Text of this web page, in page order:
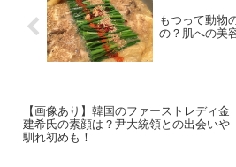
もつって動物
の？肌への美
【画像あり】韓国のファーストレディ金
建希氏の素顔は？尹大統領との出会いや
馴れ初めも！